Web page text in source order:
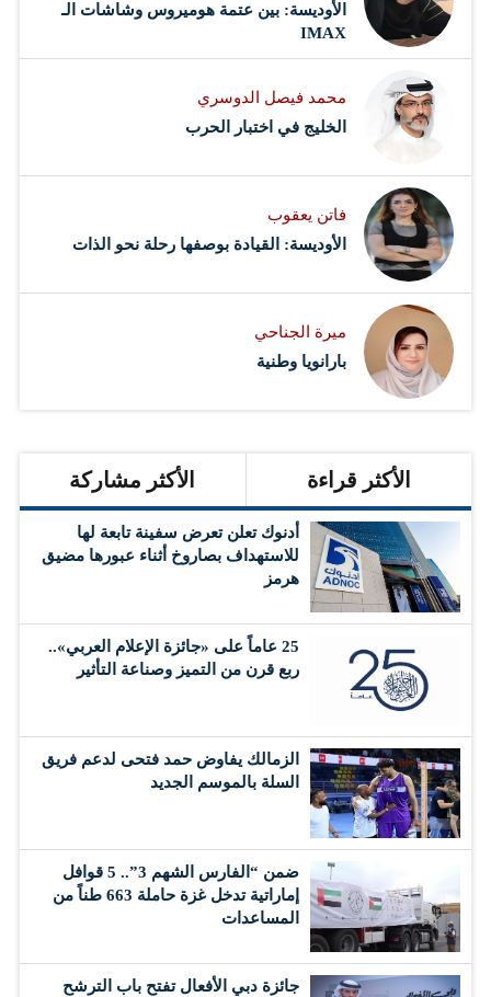
الأوديسة: بين عتمة هوميروس وشاشات الـ
IMAX
محمد فيصل الدوسري ​
‏الخليج في اختبار الحرب
فاتن يعقوب
الأوديسة: القيادة بوصفها رحلة نحو الذات
ميرة الجناحي
بارانويا وطنية
الأكثر قراءة الأكثر مشاركة
أدنوك تعلن تعرض سفينة تابعة لها
للاستهداف بصاروخ أثناء عبورها مضيق
هرمز
25 عاماً على «جائزة الإعلام العربي»..
ربع قرن من التميز وصناعة التأثير
الزمالك يفاوض حمد فتحى لدعم فريق
السلة بالموسم الجديد
ضمن “الفارس الشهم 3”.. 5 قوافل
إماراتية تدخل غزة حاملة 663 طناً من
المساعدات
جائزة دبي الأفعال تفتح باب الترشح